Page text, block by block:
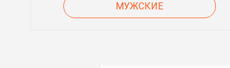
МУЖСКИЕ